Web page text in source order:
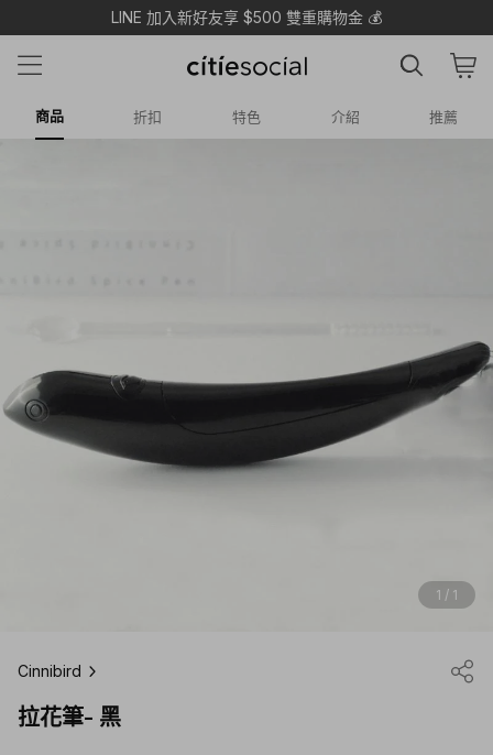
LINE 加入新好友享 $500 雙重購物金 💰
商品 折扣 特色 介紹 推薦
1 / 1
Cinnibird
拉花筆- 黑